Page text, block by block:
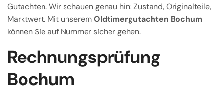
Gutachten. Wir schauen genau hin: Zustand, Originalteile,
Marktwert. Mit unseremOldtimergutachten Bochum
können Sie auf Nummer sicher gehen.
Rechnungsprüfung
Bochum